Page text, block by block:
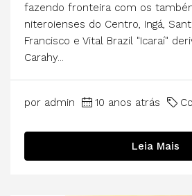
fazendo fronteira com os
niteroienses do Centro, Ingá,
Francisco e Vital Brazil "Icaraí"
Carahy...
por admin 10 anos atrás
Leia Mais